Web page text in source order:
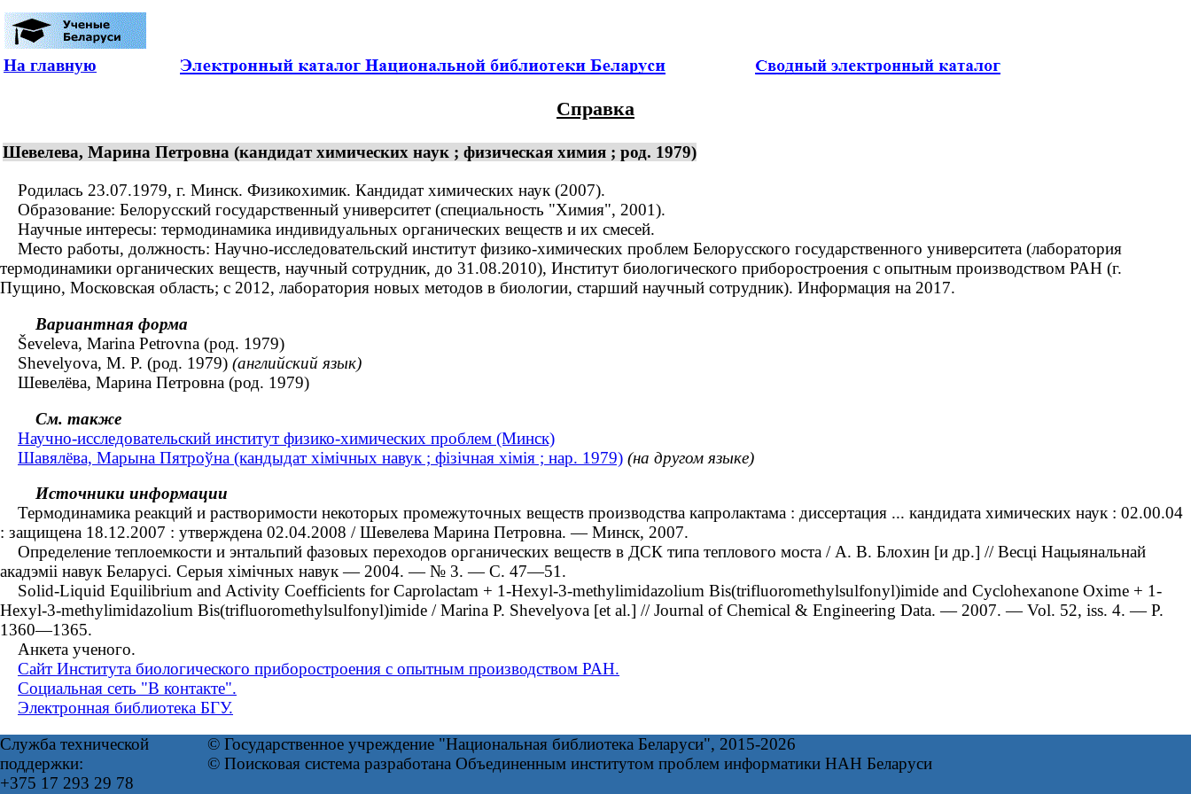
На главную
Справка
Шевелева, Марина Петровна (кандидат химических наук ; физическая химия ; род. 1979)
Родилась 23.07.1979, г. Минск. Физикохимик. Кандидат химических наук (2007).
Образование: Белорусский государственный университет (специальность "Химия", 2001).
Научные интересы: термодинамика индивидуальных органических веществ и их смесей.
Место работы, должность: Научно-исследовательский институт физико-химических проблем Белорусского государственного университета (лаборатория
термодинамики органических веществ, научный сотрудник, до 31.08.2010), Институт биологического приборостроения с опытным производством РАН (г.
Пущино, Московская область; с 2012, лаборатория новых методов в биологии, старший научный сотрудник). Информация на 2017.
Вариантная форма
Ševeleva, Marina Petrovna (род. 1979)
Shevelyova, M. P. (род. 1979) (английский язык)
Шевелёва, Марина Петровна (род. 1979)
См. также
Научно-исследовательский институт физико-химических проблем (Минск)
Шавялёва, Марына Пятроўна (кандыдат хімічных навук ; фізічная хімія ; нар. 1979) (на другом языке)
Источники информации
Термодинамика реакций и растворимости некоторых промежуточных веществ производства капролактама : диссертация ... кандидата химических наук : 02.00.04
: защищена 18.12.2007 : утверждена 02.04.2008 / Шевелева Марина Петровна. — Минск, 2007.
Определение теплоемкости и энтальпий фазовых переходов органических веществ в ДСК типа теплового моста / А. В. Блохин [и др.] // Весці Нацыянальнай
акадэміі навук Беларусі. Серыя хімічных навук — 2004. — № 3. — С. 47—51.
Solid-Liquid Equilibrium and Activity Coefficients for Caprolactam + 1-Hexyl-3-methylimidazolium Bis(trifluoromethylsulfonyl)imide and Cyclohexanone Oxime + 1-
Hexyl-3-methylimidazolium Bis(trifluoromethylsulfonyl)imide / Marina P. Shevelyova [et al.] // Journal of Chemical & Engineering Data. — 2007. — Vol. 52, iss. 4. — P.
1360—1365.
Анкета ученого.
Сайт Института биологического приборостроения с опытным производством РАН.
Социальная сеть "В контакте".
Электронная библиотека БГУ.
Служба технической
поддержки:
+375 17 293 29 78
© Государственное учреждение "Национальная библиотека Беларуси", 2015-2026
© Поисковая система разработана Объединенным институтом проблем информатики НАН Беларуси